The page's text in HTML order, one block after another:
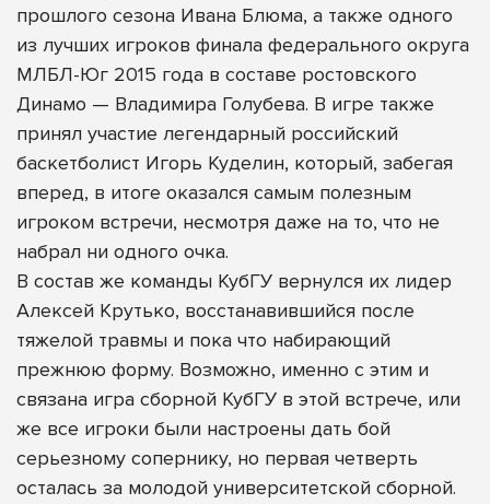
прошлого сезона Ивана Блюма, а также одного
из лучших игроков финала федерального округа
МЛБЛ-Юг 2015 года в составе ростовского
Динамо — Владимира Голубева. В игре также
принял участие легендарный российский
баскетболист Игорь Куделин, который, забегая
вперед, в итоге оказался самым полезным
игроком встречи, несмотря даже на то, что не
набрал ни одного очка.
В состав же команды КубГУ вернулся их лидер
Алексей Крутько, восстанавившийся после
тяжелой травмы и пока что набирающий
прежнюю форму. Возможно, именно с этим и
связана игра сборной КубГУ в этой встрече, или
же все игроки были настроены дать бой
серьезному сопернику, но первая четверть
осталась за молодой университетской сборной.